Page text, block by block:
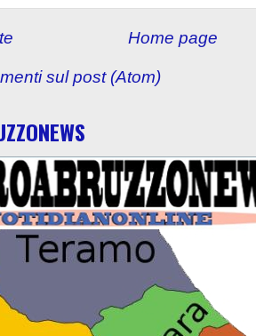
Home page
sul post (Atom)